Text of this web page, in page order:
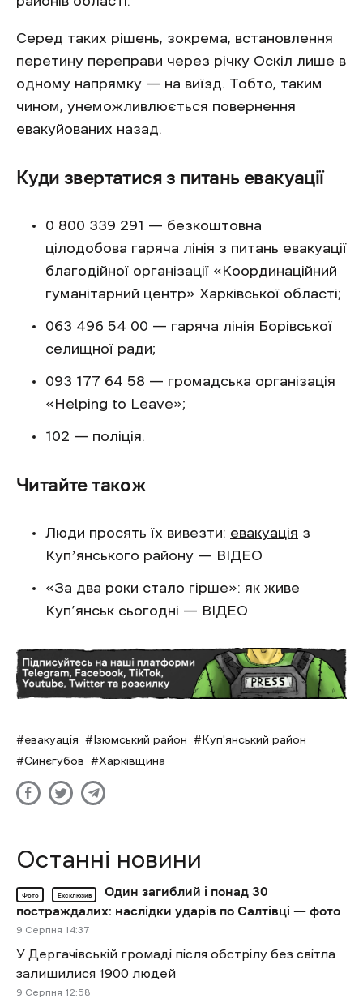
Серед таких рішень, зокрема, встановлення
перетину переправи через річку Оскіл лише в
одному напрямку — на виїзд. Тобто, таким
чином, унеможливлюється повернення
евакуйованих назад.
Куди звертатися з питань евакуації
0 800 339 291 — безкоштовна
цілодобова гаряча лінія з питань евакуації
благодійної організації «Координаційний
гуманітарний центр» Харківської області;
063 496 54 00 — гаряча лінія Борівської
селищної ради;
093 177 64 58 — громадська організація
«Helping to Leave»;
102 — поліція.
Читайте також
Люди просять їх вивезти: евакуація з
Купʼянського району — ВІДЕО
«За два роки стало гірше»: як живе
Куп’янськ сьогодні — ВІДЕО
евакуація Ізюмський район
Куп'янський район
Синєгубов
Харківщина
Останні новини
Фото Ексклюзив
Один загиблий і понад 30
постраждалих: наслідки ударів по Салтівці — фото
9 Cерпня 14:37
У Дергачівській громаді після обстрілу без світла
залишилися 1900 людей
9 Cерпня 12:58